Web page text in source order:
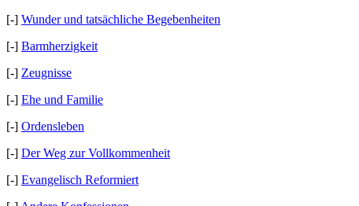
[-] Wunder und tatsächliche Begebenheiten
[-] Barmherzigkeit
[-] Zeugnisse
[-] Ehe und Familie
[-] Ordensleben
[-] Der Weg zur Vollkommenheit
[-] Evangelisch Reformiert